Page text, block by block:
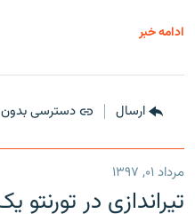
ادامه خبر
ارسال دسترسی
مرداد ۰۱, ۱۳۹۷